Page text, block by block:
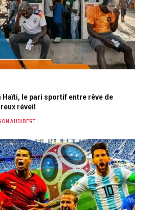
Haïti, le pari sportif entre rêve de
réveil
AUDIBERT